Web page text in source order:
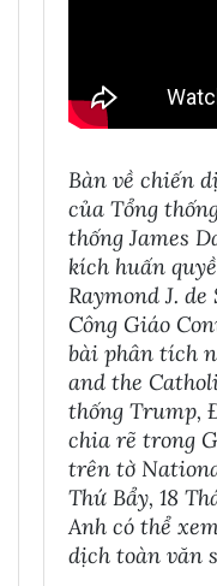
Bàn về chiến
của Tổng
thống James
kích huấn
Raymond J.
Công Giáo
bài phân tích
and the
thống Trump,
chia rẽ trong
trên tờ
Thứ Bẩy, 18
Anh có thể
dịch toàn văn